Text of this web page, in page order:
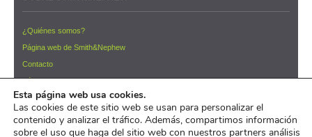
¿Quiénes somos?
Página web de Smith&Nephew
Contacto
Términos y condiciones de uso
NEWSLETTER ¡Suscríbete ahora!
© 2026 Pacientes y Cuidadores™
Esta página web usa cookies.
Las cookies de este sitio web se usan para personalizar el
contenido y analizar el tráfico. Además, compartimos información
sobre el uso que haga del sitio web con nuestros partners análisis